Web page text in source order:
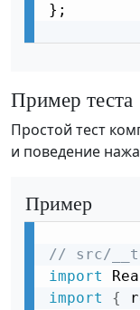
};
Пример теста
Простой тест
и поведение
Пример
// src/
import
import
{